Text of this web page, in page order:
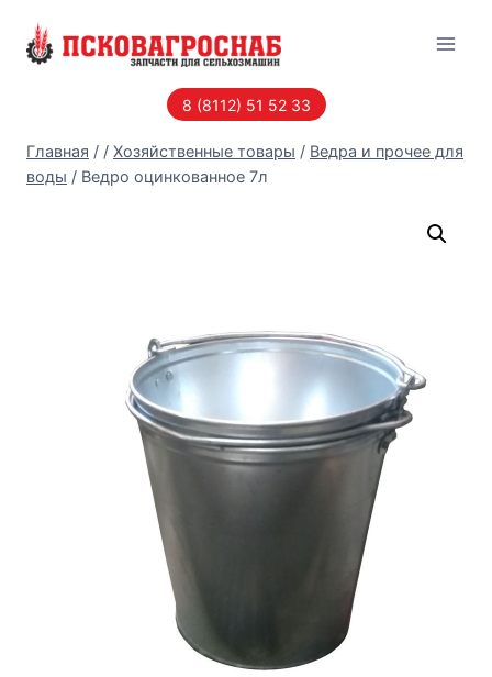
8 (8112) 51 52 33
Главная / / Хозяйственные товары / Ведра и прочее для
воды / Ведро оцинкованное 7л